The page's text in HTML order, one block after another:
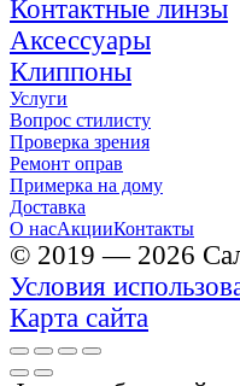
Контактные линзы
Аксессуары
Клиппоны
Услуги
Вопрос стилисту
Проверка зрения
Ремонт оправ
Примерка на дому
Доставка
О насАкцииКонтакты
© 2019 — 2026
Условия
Карта сайта